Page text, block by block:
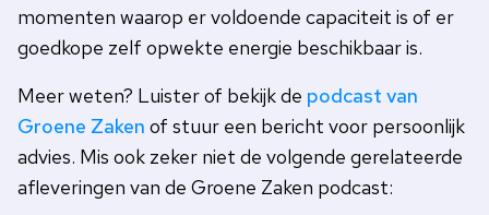
momenten waarop er voldoende capaciteit is of er
goedkope zelf opwekte energie beschikbaar is.
Meer weten? Luister of bekijk de podcast van
Groene Zaken of stuur een bericht voor persoonlijk
advies. Mis ook zeker niet de volgende gerelateerde
afleveringen van de Groene Zaken podcast: